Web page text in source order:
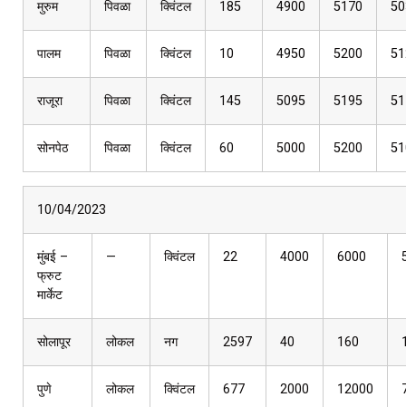
मुरुम पिवळा क्विंटल 185 4900 5170
पालम पिवळा क्विंटल 10 4950 5200
राजूरा पिवळा क्विंटल 145 5095 5195
सोनपेठ पिवळा क्विंटल 60 5000 5200
10/04/2023
मुंबई –
फ्रुट
मार्केट
— क्विंटल 22 4000 6000
सोलापूर लोकल नग 2597 40 160
पुणे लोकल क्विंटल 677 2000 12000